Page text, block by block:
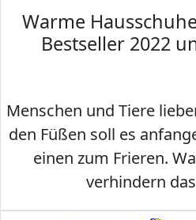
Warme
Bestseller 2022
Menschen und Tiere
den Füßen soll es
einen zum Frieren.
verhindern